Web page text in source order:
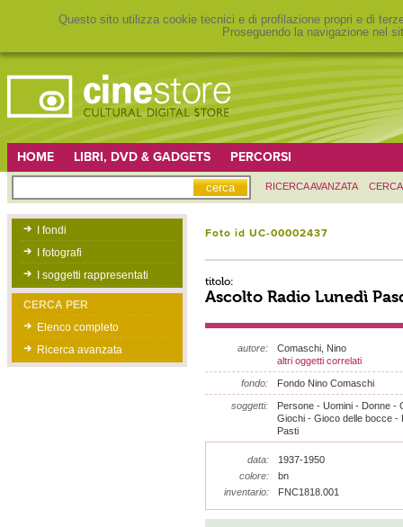
Questo sito utilizza cookie tecnici e di profilazione propri e di
Proseguendo la navigazione nel
HOME LIBRI, DVD & GADGETS PERCORSI
RICERCA AVANZATA
I fondi
I fotografi
I soggetti rappresentati
CERCA PER
Elenco completo
Ricerca avanzata
Foto id UC-00002437
titolo:
Ascolto Radio Lunedì
autore:
Comaschi, Nino
altri oggetti correlati
fondo: Fondo Nino Comaschi
soggetti:
Persone - Uomini - Donne -
Giochi - Gioco delle bocce -
Pasti
data:
1937-1950
colore:
bn
inventario:
FNC1818.001